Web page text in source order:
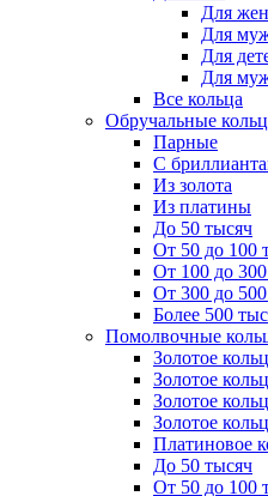
Для
Для
Для
Для
Все кольца
Обручальные
Парные
С
Из золота
Из платины
До 50 тысяч
От 50 до 100
От 100 до
От 300 до
Более 500
Помолвочные
Золотое
Золотое
Золотое
Золотое
Платиновое
До 50 тысяч
От 50 до 100